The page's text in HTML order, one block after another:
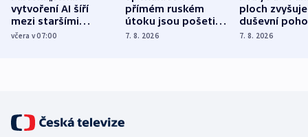
vytvoření AI šíří
mezi staršími
Poláky nebezpečné
včera v 07:00
přímém ruském
útoku jsou pošetilé,
míní estonský
7. 8. 2026
ploch zvyšuje
duševní
ukázala
7. 8. 2026